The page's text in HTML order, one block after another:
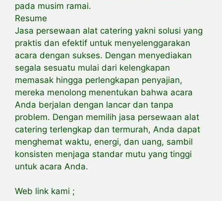
pada musim ramai.
Resume
Jasa persewaan alat catering yakni solusi yang
praktis dan efektif untuk menyelenggarakan
acara dengan sukses. Dengan menyediakan
segala sesuatu mulai dari kelengkapan
memasak hingga perlengkapan penyajian,
mereka menolong menentukan bahwa acara
Anda berjalan dengan lancar dan tanpa
problem. Dengan memilih jasa persewaan alat
catering terlengkap dan termurah, Anda dapat
menghemat waktu, energi, dan uang, sambil
konsisten menjaga standar mutu yang tinggi
untuk acara Anda.
Web link kami ;